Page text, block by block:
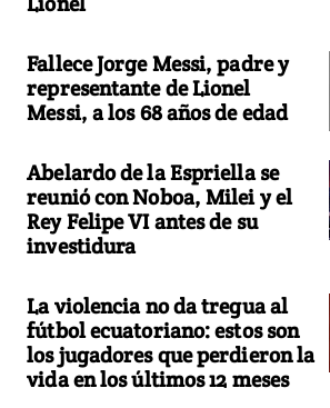
Fallece Jorge Messi, padre y
representante de Lionel
Messi, a los 68 años de edad
Abelardo de la Espriella se
reunió con Noboa, Milei y el
Rey Felipe VI antes de su
investidura
La violencia no da tregua al
fútbol ecuatoriano: estos son
los jugadores que perdieron la
vida en los últimos 12 meses